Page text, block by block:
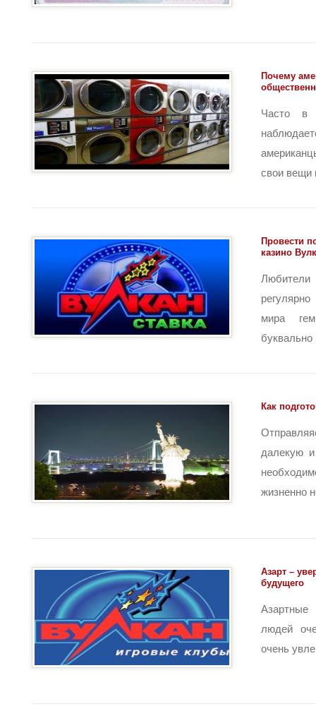
Почему
Часто в
свои вещи
Провести
казино
мира
буквально
Как
далекую
жизненно
Азарт –
будущего
Азартные
людей
очень